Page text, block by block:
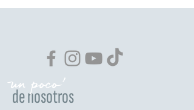
de nosotros
un poco'